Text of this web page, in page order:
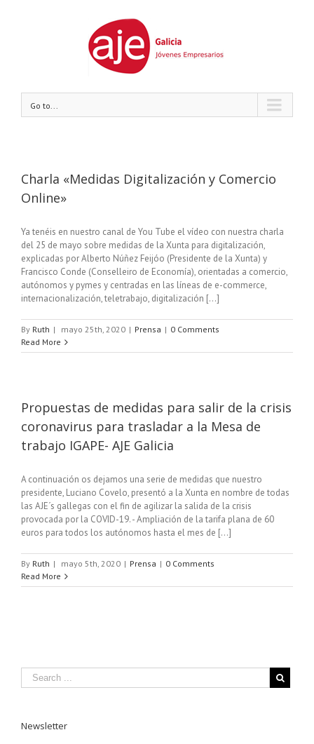
Go to...
Charla «Medidas Digitalización y Comercio
Online»
Ya tenéis en nuestro canal de You Tube el vídeo con nuestra charla
del 25 de mayo sobre medidas de la Xunta para digitalización,
explicadas por Alberto Núñez Feijóo (Presidente de la Xunta) y
Francisco Conde (Conselleiro de Economía), orientadas a comercio,
autónomos y pymes y centradas en las líneas de e-commerce,
internacionalización, teletrabajo, digitalización [...]
By Ruth | mayo 25th, 2020 | Prensa | 0 Comments
Read More
Propuestas de medidas para salir de la crisis
coronavirus para trasladar a la Mesa de
trabajo IGAPE- AJE Galicia
A continuación os dejamos una serie de medidas que nuestro
presidente, Luciano Covelo, presentó a la Xunta en nombre de todas
las AJE´s gallegas con el fin de agilizar la salida de la crisis
provocada por la COVID-19. - Ampliación de la tarifa plana de 60
euros para todos los autónomos hasta el mes de [...]
By Ruth | mayo 5th, 2020 | Prensa | 0 Comments
Read More
Newsletter